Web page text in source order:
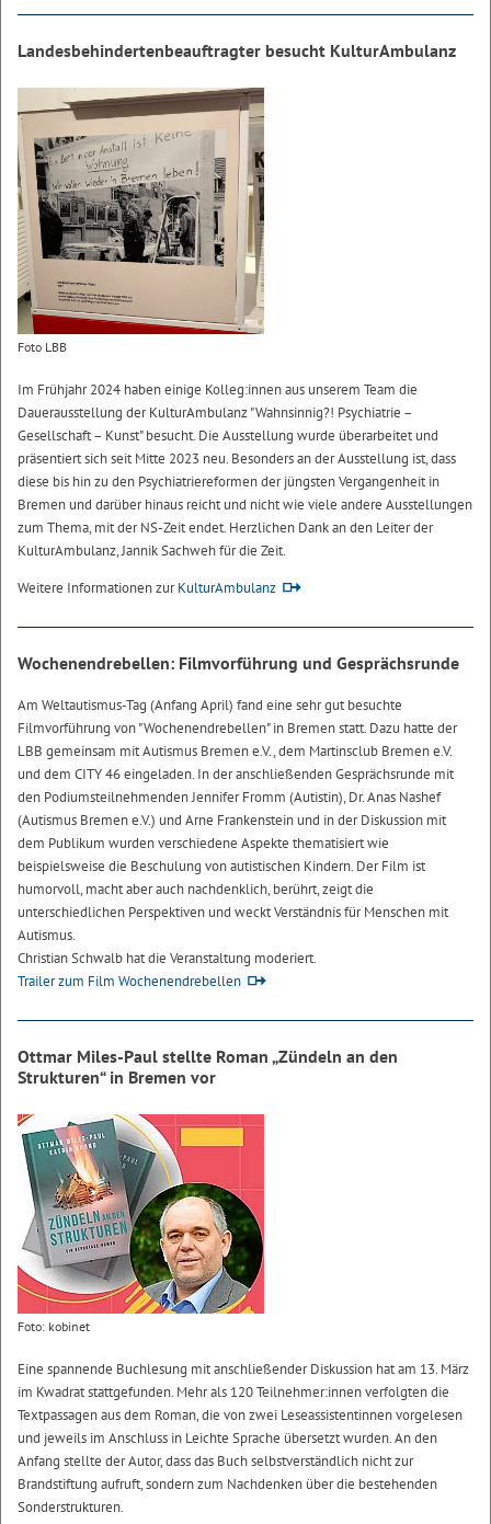
Landesbehindertenbeauftragter besucht KulturAmbulanz
Foto LBB
Im Frühjahr 2024 haben einige Kolleg:innen aus unserem Team die
Dauerausstellung der KulturAmbulanz "Wahnsinnig?! Psychiatrie –
Gesellschaft – Kunst" besucht. Die Ausstellung wurde überarbeitet und
präsentiert sich seit Mitte 2023 neu. Besonders an der Ausstellung ist, dass
diese bis hin zu den Psychiatriereformen der jüngsten Vergangenheit in
Bremen und darüber hinaus reicht und nicht wie viele andere Ausstellungen
zum Thema, mit der NS-Zeit endet. Herzlichen Dank an den Leiter der
KulturAmbulanz, Jannik Sachweh für die Zeit.
Weitere Informationen zurKulturAmbulanz
Wochenendrebellen: Filmvorführung und Gesprächsrunde
Am Weltautismus-Tag (Anfang April) fand eine sehr gut besuchte
Filmvorführung von "Wochenendrebellen" in Bremen statt. Dazu hatte der
LBB gemeinsam mit Autismus Bremen e.V., dem Martinsclub Bremen e.V.
und dem CITY 46 eingeladen. In der anschließenden Gesprächsrunde mit
den Podiumsteilnehmenden Jennifer Fromm (Autistin), Dr. Anas Nashef
(Autismus Bremen e.V.) und Arne Frankenstein und in der Diskussion mit
dem Publikum wurden verschiedene Aspekte thematisiert wie
beispielsweise die Beschulung von autistischen Kindern. Der Film ist
humorvoll, macht aber auch nachdenklich, berührt, zeigt die
unterschiedlichen Perspektiven und weckt Verständnis für Menschen mit
Autismus.
Christian Schwalb hat die Veranstaltung moderiert.
Trailer zum Film Wochenendrebellen
Ottmar Miles-Paul stellte Roman „Zündeln an den
Strukturen“ in Bremen vor
Foto: kobinet
Eine spannende Buchlesung mit anschließender Diskussion hat am 13. März
im Kwadrat stattgefunden. Mehr als 120 Teilnehmer:innen verfolgten die
Textpassagen aus dem Roman, die von zwei Leseassistentinnen vorgelesen
und jeweils im Anschluss in Leichte Sprache übersetzt wurden. An den
Anfang stellte der Autor, dass das Buch selbstverständlich nicht zur
Brandstiftung aufruft, sondern zum Nachdenken über die bestehenden
Sonderstrukturen.